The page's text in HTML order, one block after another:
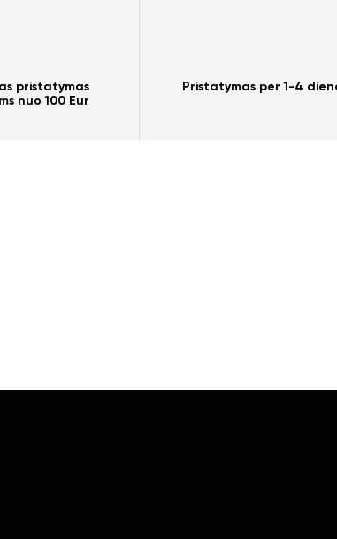
pristatymas
nuo 100 Eur
Pristatymas per 1-4